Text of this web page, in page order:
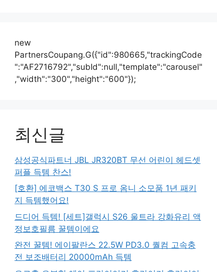
new
PartnersCoupang.G({"id":980665,"trackingCode
":"AF2716792","subId":null,"template":"carousel"
,"width":"300","height":"600"});
최신글
삼성공식파트너 JBL JR320BT 무선 어린이 헤드셋
퍼플 득템 찬스!
[호환] 에코백스 T30 S 프로 옴니 소모품 1년 패키
지 득템했어요!
드디어 득템! [세트]갤럭시 S26 울트라 강화유리 액
정보호필름 꿀템이에요
완전 꿀템! 에이팔란스 22.5W PD3.0 퀄컴 고속충
전 보조배터리 20000mAh 득템